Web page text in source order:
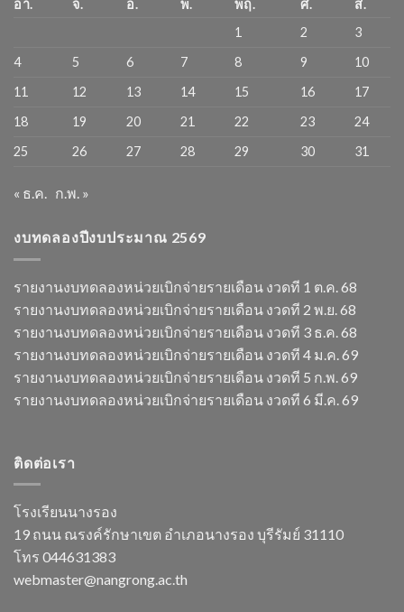
อา. จ. อ. พ. พฤ. ศ.
ส.
1
2
3
4
5 6 7 8 9
10
11
12 13 14 15 16
17
18
19 20 21 22 23
24
25
26 27 28 29 30 31
« ธ.ค. ก.พ. »
งบทดลองปีงบประมาณ 2569
รายงานงบทดลองหน่วยเบิกจ่ายรายเดือน งวดที 1 ต.ค. 68
รายงานงบทดลองหน่วยเบิกจ่ายรายเดือน งวดที 2 พ.ย. 68
รายงานงบทดลองหน่วยเบิกจ่ายรายเดือน งวดที 3 ธ.ค. 68
รายงานงบทดลองหน่วยเบิกจ่ายรายเดือน งวดที 4 ม.ค. 69
รายงานงบทดลองหน่วยเบิกจ่ายรายเดือน งวดที 5 ก.พ. 69
รายงานงบทดลองหน่วยเบิกจ่ายรายเดือน งวดที 6 มี.ค. 69
ติดต่อเรา
โรงเรียนนางรอง
19 ถนน ณรงค์รักษาเขต อำเภอนางรอง บุรีรัมย์ 31110
โทร 044631383
webmaster@nangrong.ac.th